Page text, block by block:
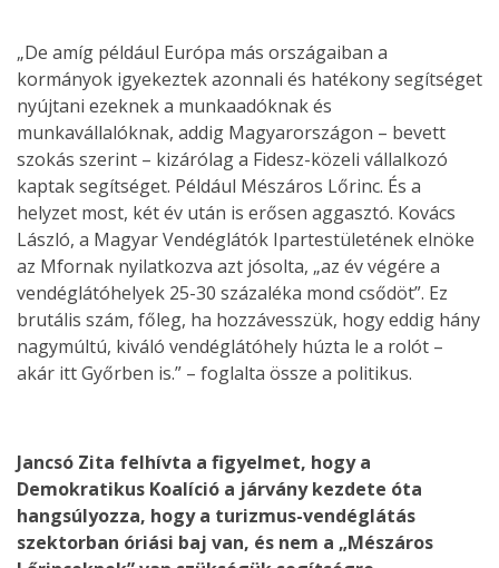
„De amíg például Európa más országaiban a
kormányok igyekeztek azonnali és hatékony segítséget
nyújtani ezeknek a munkaadóknak és
munkavállalóknak, addig Magyarországon – bevett
szokás szerint – kizárólag a Fidesz-közeli vállalkozó
kaptak segítséget. Például Mészáros Lőrinc. És a
helyzet most, két év után is erősen aggasztó. Kovács
László, a Magyar Vendéglátók Ipartestületének elnöke
az Mfornak nyilatkozva azt jósolta, „az év végére a
vendéglátóhelyek 25-30 százaléka mond csődöt”. Ez
brutális szám, főleg, ha hozzávesszük, hogy eddig hány
nagymúltú, kiváló vendéglátóhely húzta le a rolót –
akár itt Győrben is.” – foglalta össze a politikus.
Jancsó Zita felhívta a figyelmet, hogy a
Demokratikus Koalíció a járvány kezdete óta
hangsúlyozza, hogy a turizmus-vendéglátás
szektorban óriási baj van, és nem a „Mészáros